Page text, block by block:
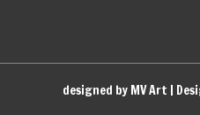
designed by MV Art |